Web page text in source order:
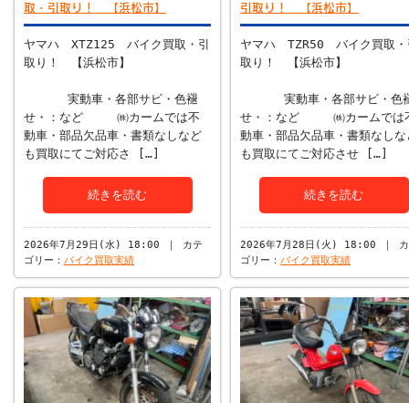
取・引取り！ 【浜松市】
ヤマハ XTZ125 バイク買取・引
取り！ 【浜松市】
実動車・各部サビ・色褪
せ・：など ㈱カームでは不
動車・部品欠品車・書類なしなど
も買取にてご対応さ […]
続きを読む
2026年7月29日(水) 18:00 ｜ カテ
ゴリー： バイク買取実績
引取り！ 【浜松市】
ヤマハ TZR50 バイク買取・
取り！ 【浜松市】
実動車・各部サビ・色
せ・：など ㈱カームでは
動車・部品欠品車・書類なしな
も買取にてご対応させ […]
続きを読む
2026年7月28日(火) 18:00 ｜ カ
ゴリー： バイク買取実績